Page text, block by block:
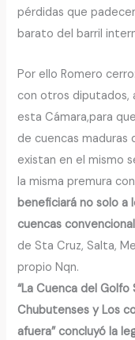
pérdidas que
barato del barril
Por ello Romero
con otros diputados,
esta Cámara,para
de cuencas
existan en el mismo
la misma premura
beneficiará no solo a
cuencas
de Sta Cruz, Salta,
propio Nqn.
“La Cuenca del
Chubutenses y Los
afuera” concluyó la